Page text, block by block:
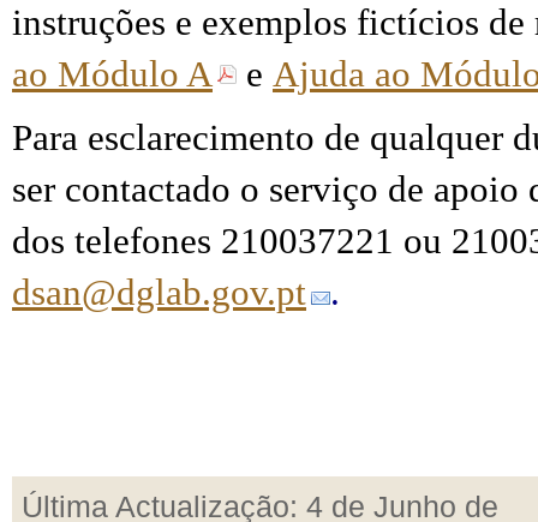
instruções e exemplos fictícios
ao Módulo A
e Ajuda ao
Para esclarecimento de qualquer
ser contactado o serviço de
dos telefones 210037221 ou
dsan@dglab.gov.pt
.
Última Actualização: 4 de Junho de